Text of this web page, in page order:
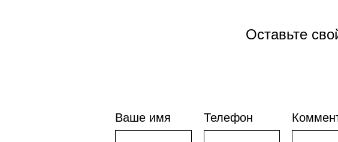
Оставьте
Ваше имя Телефон